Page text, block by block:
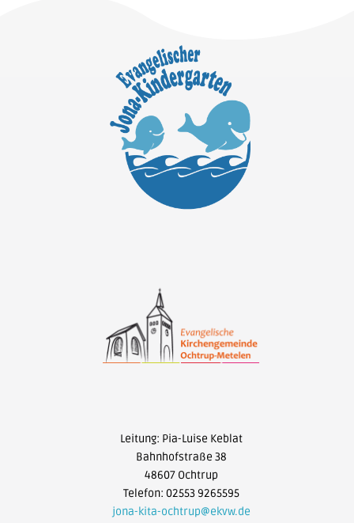
Leitung: Pia-Luise Keblat
Bahnhofstraße 38
48607 Ochtrup
Telefon: 02553 9265595
jona-kita-ochtrup@ekvw.de